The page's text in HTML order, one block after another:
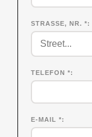
STRASSE, NR. *
TELEFON *
E-MAIL *